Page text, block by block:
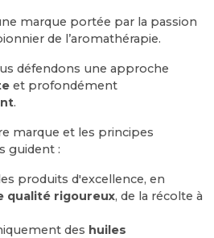
marque portée par la passion
de l’aromathérapie.
défendons une approche
et profondément
.
marque et les principes
guident :
produits d'excellence, en
qualité rigoureux, de la récolte à
des huiles